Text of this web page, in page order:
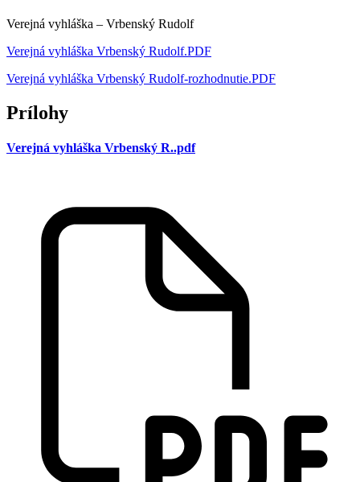
Verejná vyhláška – Vrbenský Rudolf
Verejná vyhláška Vrbenský Rudolf.PDF
Verejná vyhláška Vrbenský Rudolf-rozhodnutie.PDF
Prílohy
Verejná vyhláška Vrbenský R..pdf